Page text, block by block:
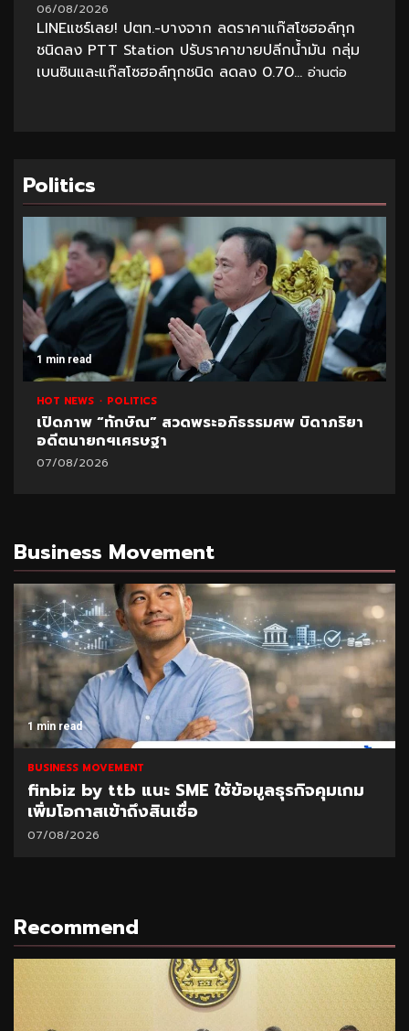
06/08/2026
LINEแชร์เลย! ปตท.-บางจาก ลดราคาแก๊สโซฮอล์ทุก
ชนิดลง PTT Station ปรับราคาขายปลีกน้ำมัน กลุ่ม
เบนซินและแก๊สโซฮอล์ทุกชนิด ลดลง 0.70... อ่านต่อ
Politics
1 min read
HOT NEWS POLITICS
เปิดภาพ “ทักษิณ” สวดพระอภิธรรมศพ บิดาภริยา
อดีตนายกฯเศรษฐา
07/08/2026
Business Movement
1 min read
BUSINESS MOVEMENT
finbiz by ttb แนะ SME ใช้ข้อมูลธุรกิจคุมเกม
เพิ่มโอกาสเข้าถึงสินเชื่อ
07/08/2026
Recommend